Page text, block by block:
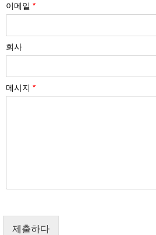
이메일 *
회사
메시지 *
제출하다